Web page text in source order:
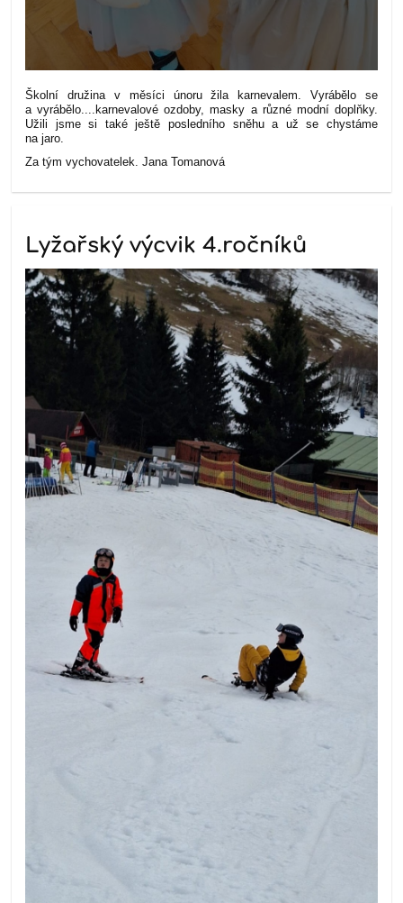
Školní družina v měsíci únoru žila karnevalem. Vyrábělo se
a vyrábělo....karnevalové ozdoby, masky a různé modní doplňky.
Užili jsme si také ještě posledního sněhu a už se chystáme
na jaro.
Za tým vychovatelek. Jana Tomanová
Lyžařský výcvik 4.ročníků